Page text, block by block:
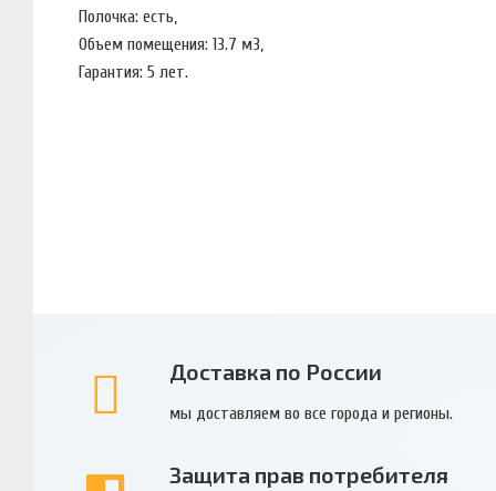
Полочка: есть,
Объем помещения: 13.7 м3,
Гарантия: 5 лет.
Доставка по России
мы доставляем во все города и регионы.
Защита прав потребителя